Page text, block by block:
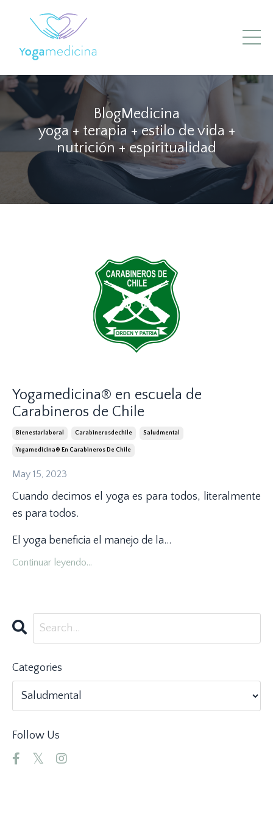
BlogMedicina
yoga + terapia + estilo de vida +
nutrición + espiritualidad
Yogamedicina® en escuela de
Carabineros de Chile
Bienestarlaboral Carabinerosdechile Saludmental
Yogamedicina® En Carabineros De Chile
May 15, 2023
Cuando decimos el yoga es para todos, literalmente
es para todos.
El yoga beneficia el manejo de la...
Continuar leyendo...
Categories
Follow Us